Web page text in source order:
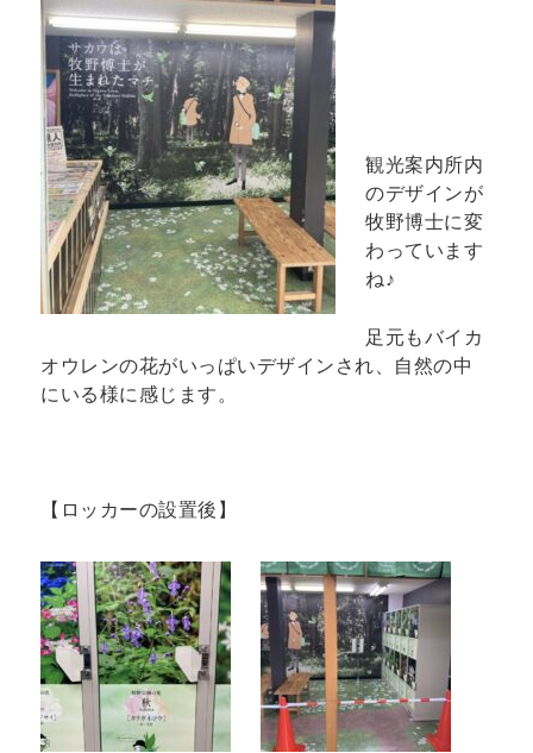
観光案内所内
のデザインが
牧野博士に変
わっています
ね♪
足元もバイカ
オウレンの花がいっぱいデザインされ、自然の中
にいる様に感じます。
【ロッカーの設置後】